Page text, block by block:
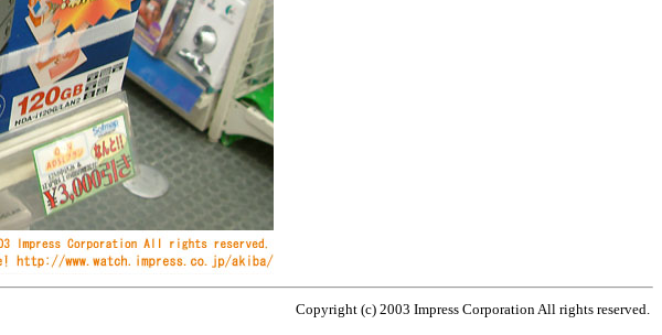
Copyright (c) 2003 Impress Corporation All rights reserved.